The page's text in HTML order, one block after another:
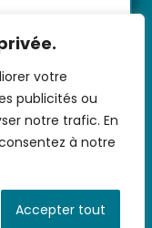
votre
publicités ou
notre trafic. En
à notre
Accepter tout
-Données
- FAQ